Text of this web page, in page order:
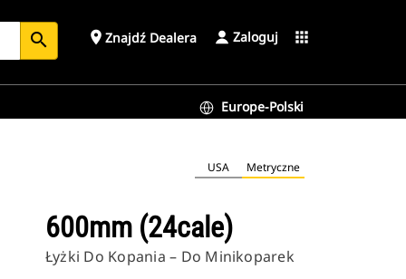
search place Znajdź Dealera Zaloguj apps
Europe-Polski
USA Metryczne
600mm (24cale)
Łyżki Do Kopania – Do Minikoparek